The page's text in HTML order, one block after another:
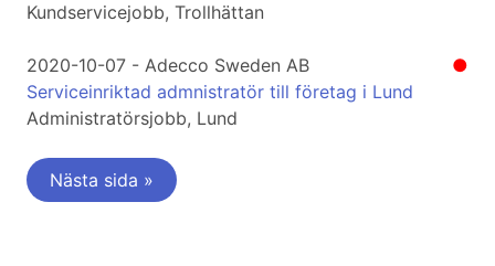
Kundservicejobb, Trollhättan
●
2020-10-07 - Adecco Sweden AB
Serviceinriktad admnistratör till företag i Lund
Administratörsjobb, Lund
Nästa sida »